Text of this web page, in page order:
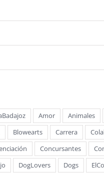
Amor Animales
Blowearts Carrera
Concursantes
DogLovers Dogs